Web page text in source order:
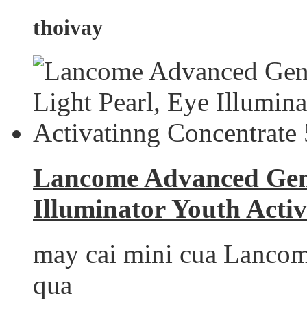
thoivay
Lancome Advanced
Illuminator Youth
may cai mini cua
qua